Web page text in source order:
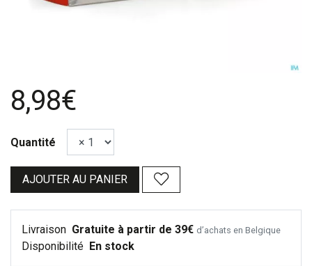
8,98€
Quantité
AJOUTER AU PANIER
Livraison Gratuite à partir de 39€ d’achats en Belgique
Disponibilité En stock